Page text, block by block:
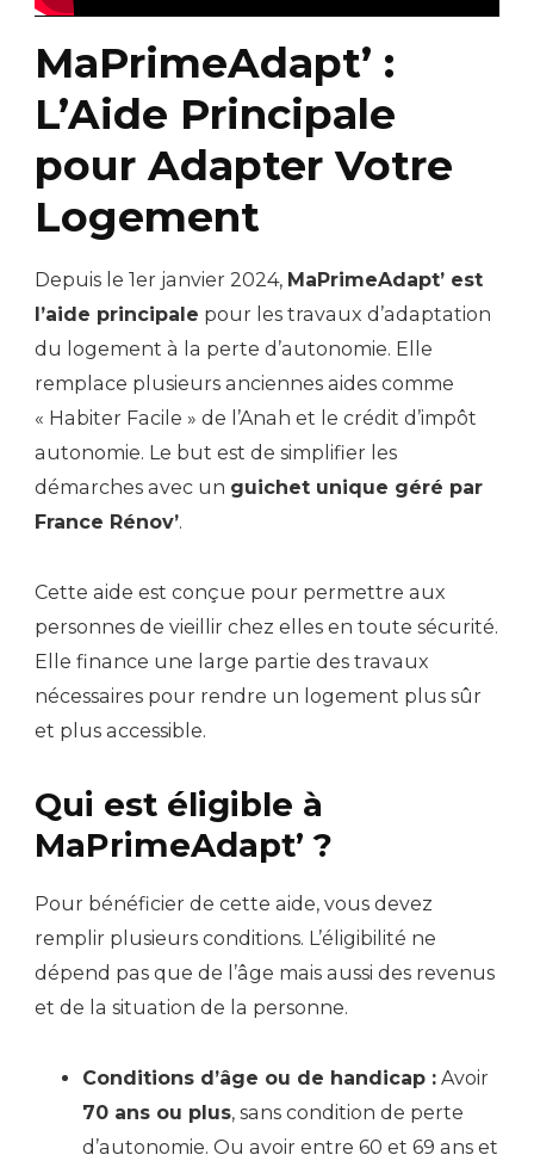
MaPrimeAdapt’ :
L’Aide Principale
pour Adapter Votre
Logement
Depuis le 1er janvier 2024, MaPrimeAdapt’ est
l’aide principale pour les travaux d’adaptation
du logement à la perte d’autonomie. Elle
remplace plusieurs anciennes aides comme
« Habiter Facile » de l’Anah et le crédit d’impôt
autonomie. Le but est de simplifier les
démarches avec un guichet unique géré par
France Rénov’.
Cette aide est conçue pour permettre aux
personnes de vieillir chez elles en toute sécurité.
Elle finance une large partie des travaux
nécessaires pour rendre un logement plus sûr
et plus accessible.
Qui est éligible à
MaPrimeAdapt’ ?
Pour bénéficier de cette aide, vous devez
remplir plusieurs conditions. L’éligibilité ne
dépend pas que de l’âge mais aussi des revenus
et de la situation de la personne.
Conditions d’âge ou de handicap : Avoir
70 ans ou plus, sans condition de perte
d’autonomie. Ou avoir entre 60 et 69 ans et